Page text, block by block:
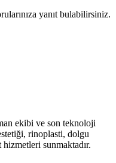
yanıt bulabilirsiniz.
ekibi ve son teknoloji
rinoplasti, dolgu
sunmaktadır.